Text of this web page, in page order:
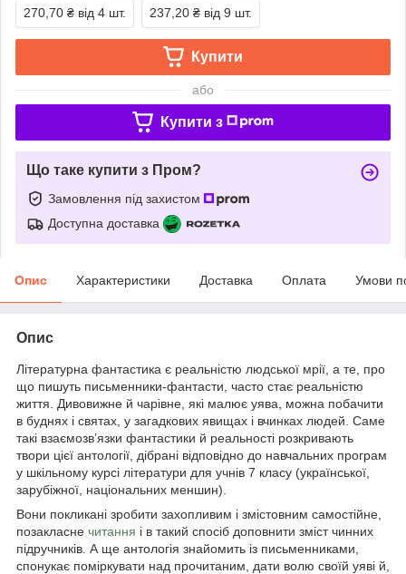
270,70 ₴ від 4 шт. 237,20 ₴ від 9 шт.
Купити
або
Купити з
Що таке купити з Пром?
Замовлення під захистом
Доступна доставка
Опис Характеристики Доставка Оплата Умови
Опис
Літературна фантастика є реальністю людської мрії, а те, про
що пишуть письменники-фантасти, часто стає реальністю
життя. Дивовижне й чарівне, які малює уява, можна побачити
в буднях і святах, у загадкових явищах і вчинках людей. Саме
такі взаємозв’язки фантастики й реальності розкривають
твори цієї антології, дібрані відповідно до навчальних програм
у шкільному курсі літератури для учнів 7 класу (української,
зарубіжної, національних меншин).
Вони покликані зробити захопливим і змістовним самостійне,
позакласне читання і в такий спосіб доповнити зміст чинних
підручників. А ще антологія знайомить із письменниками,
спонукає поміркувати над прочитаним, дати волю своїй уяві й,